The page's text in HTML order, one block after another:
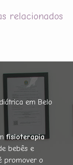
relacionados
em Belo
fisioterapia
bebês e
promover o